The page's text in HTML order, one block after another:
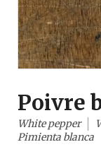
Poivre
White pepper
Pimienta blanca